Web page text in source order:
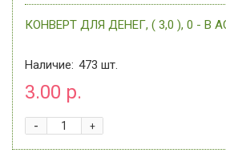
КОНВЕРТ ДЛЯ ДЕНЕГ, ( 3,0 ), 0 - В
Наличие: 473 шт.
3.00 р.
+
-